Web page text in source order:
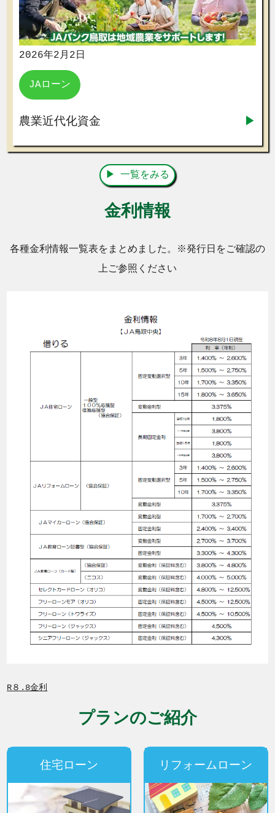
2026年2月2日
JAローン
農業近代化資金
一覧をみる
金利情報
各種金利情報一覧表をまとめました。※発行日をご確認の
上ご参照ください
R８.8金利
プランのご紹介
住宅ローン リフォームローン